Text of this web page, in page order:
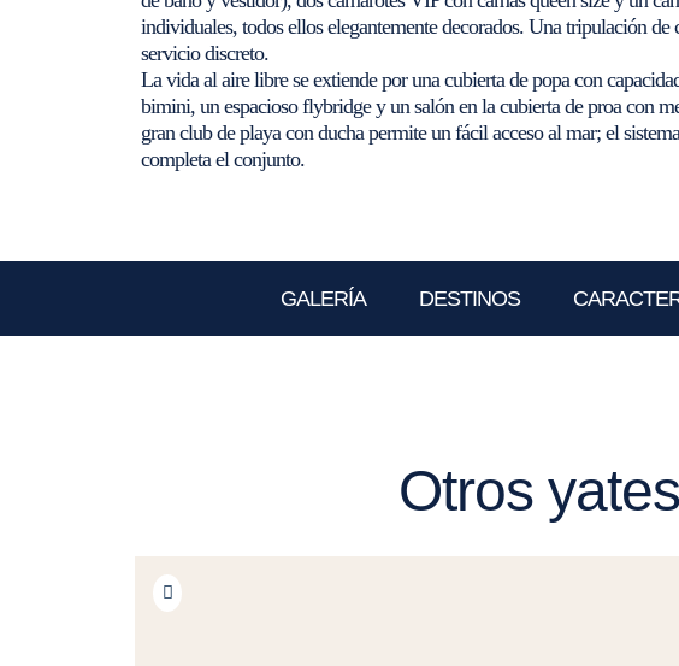
individuales, todos ellos elegantemente decorados. Una tripulación de
servicio discreto.
La vida al aire libre se extiende por una cubierta de popa con
bimini, un espacioso flybridge y un salón en la cubierta de proa con
gran club de playa con ducha permite un fácil acceso al mar; el
completa el conjunto.
GALERÍA DESTINOS
Otros